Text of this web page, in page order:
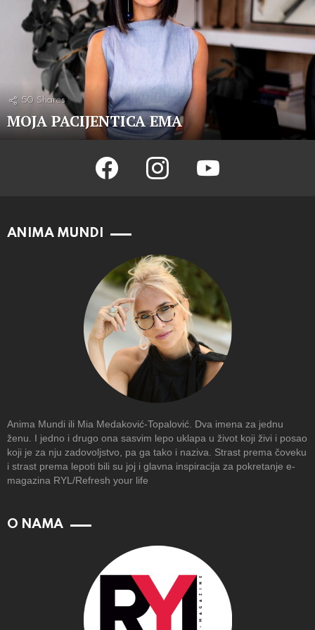
50 Shares
MOJA PACIJENTICA EMA
facebook instagram youtube
ANIMA MUNDI
Anima Mundi ili Mia Medaković-Topalović. Dva imena za jednu
ženu. I jedno i drugo ona sasvim lepo uklapa u život koji živi i posao
koji je za nju zadovoljstvo, pa ga tako i naziva. Strast prema čoveku
i strast prema lepoti bili su joj i glavna inspiracija za pokretanje e-
magazina RYL/Refresh your life
O NAMA